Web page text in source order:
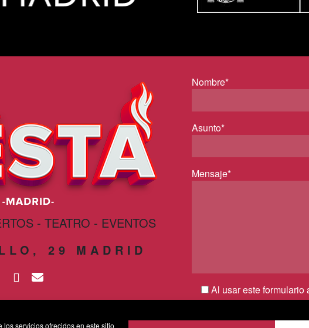
servicios ofrecidos en este sitio
- TEATRO - EVENTOS
29 MADRID
Nombre*
Asunto*
Mensaje*
Al usar este formulario
por parte de esta web y
privacidad*